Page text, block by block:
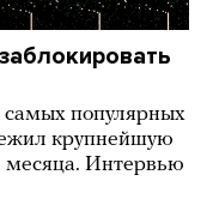
популярных
крупнейшую
месяца. Интервью